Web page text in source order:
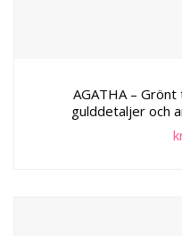
AGATHA –
gulddetaljer och